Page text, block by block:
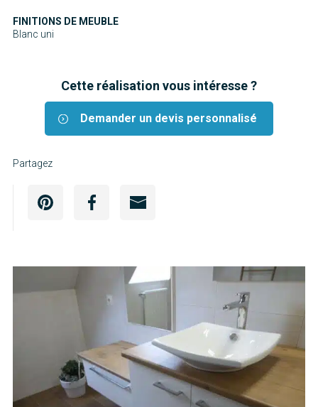
FINITIONS DE MEUBLE
Blanc uni
Cette réalisation vous intéresse ?
Demander un devis personnalisé
Partagez